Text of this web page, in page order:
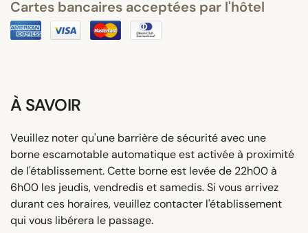
Cartes bancaires acceptées par l'hôtel
À SAVOIR
Veuillez noter qu'une barrière de sécurité avec une
borne escamotable automatique est activée à proximité
de l'établissement. Cette borne est levée de 22h00 à
6h00 les jeudis, vendredis et samedis. Si vous arrivez
durant ces horaires, veuillez contacter l'établissement
qui vous libérera le passage.